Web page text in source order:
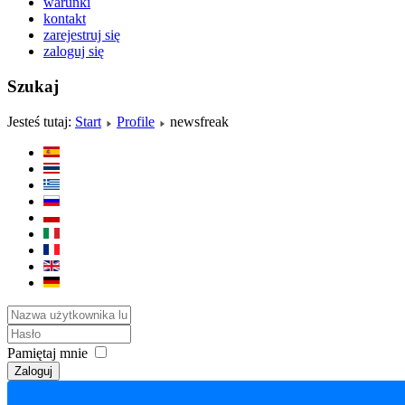
kontakt
zarejestruj się
zaloguj się
Szukaj
Jesteś tutaj: Start Profile newsfreak
Pamiętaj mnie
Zaloguj